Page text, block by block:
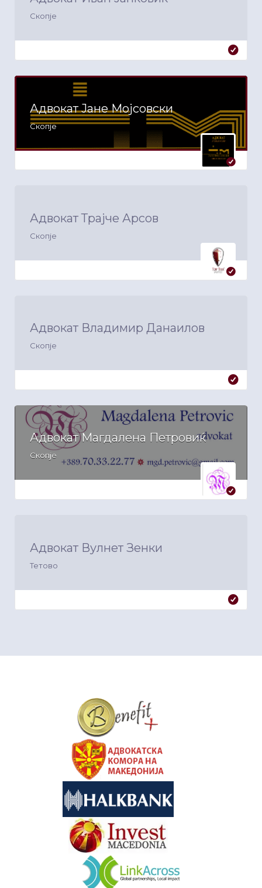
Скопје
Адвокат Јане Мојсовски
Скопје
Адвокат Трајче Арсов
Скопје
Адвокат Владимир Данаилов
Скопје
Адвокат Магдалена Петровиќ
Скопје
Адвокат Вулнет Зенки
Тетово